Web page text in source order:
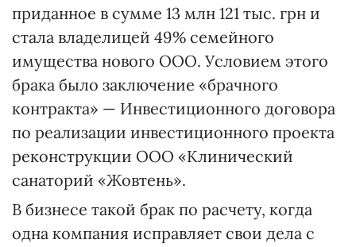
приданное в сумме 13 млн 121 тыс. грн и
стала владелицей 49% семейного
имущества нового ООО. Условием этого
брака было заключение «брачного
контракта» — Инвестиционного договора
по реализации инвестиционного проекта
реконструкции ООО «Клинический
санаторий «Жовтень».
В бизнесе такой брак по расчету, когда
одна компания исправляет свои дела с